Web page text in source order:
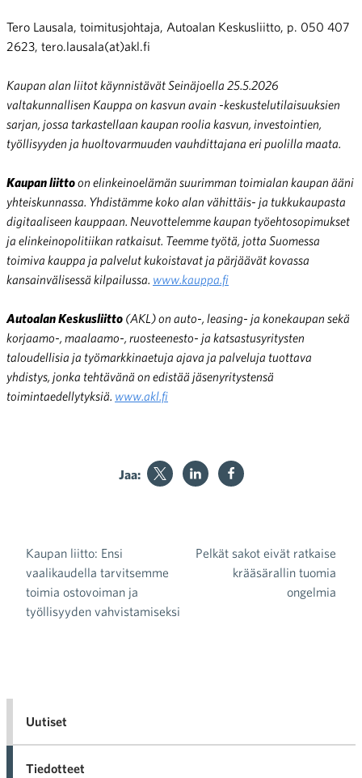
Tero Lausala, toimitusjohtaja, Autoalan Keskusliitto, p. 050 407
2623, tero.lausala(at)akl.fi
Kaupan alan liitot käynnistävät Seinäjoella 25.5.2026
valtakunnallisen Kauppa on kasvun avain -keskustelutilaisuuksien
sarjan, jossa tarkastellaan kaupan roolia kasvun, investointien,
työllisyyden ja huoltovarmuuden vauhdittajana eri puolilla maata.
Kaupan liittoon elinkeinoelämän suurimman toimialan kaupan ääni
yhteiskunnassa. Yhdistämme koko alan vähittäis- ja tukkukaupasta
digitaaliseen kauppaan. Neuvottelemme kaupan työehtosopimukset
ja elinkeinopolitiikan ratkaisut. Teemme työtä, jotta Suomessa
toimiva kauppa ja palvelut kukoistavat ja pärjäävät kovassa
kansainvälisessä kilpailussa. www.kauppa.fi
Autoalan Keskusliitto (AKL) on auto-, leasing- ja konekaupan sekä
korjaamo-, maalaamo-, ruosteenesto- ja katsastusyritysten
taloudellisia ja työmarkkinaetuja ajava ja palveluja tuottava
yhdistys, jonka tehtävänä on edistää jäsenyritystensä
toimintaedellytyksiä. www.akl.fi
Jaa:
Artikkelien selaus
Kaupan liitto: Ensi
vaalikaudella tarvitsemme
toimia ostovoiman ja
työllisyyden vahvistamiseksi
Pelkät sakot eivät ratkaise
krääsärallin tuomia
ongelmia
Uutiset
Tiedotteet